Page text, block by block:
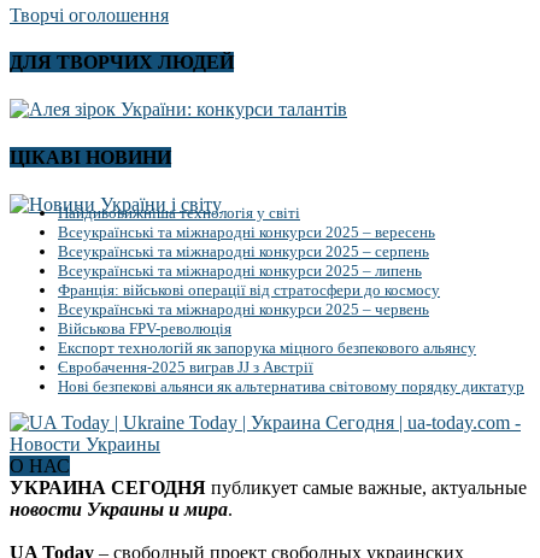
Творчі оголошення
ДЛЯ ТВОРЧИХ ЛЮДЕЙ
ЦІКАВІ НОВИНИ
Найдивовижніша технологія у світі
Всеукраїнські та міжнародні конкурси 2025 – вересень
Всеукраїнські та міжнародні конкурси 2025 – серпень
Всеукраїнські та міжнародні конкурси 2025 – липень
Франція: військові операції від стратосфери до космосу
Всеукраїнські та міжнародні конкурси 2025 – червень
Військова FPV-революція
Експорт технологій як запорука міцного безпекового альянсу
Євробачення-2025 виграв JJ з Австрії
Нові безпекові альянси як альтернатива світовому порядку диктатур
О НАС
УКРАИНА СЕГОДНЯ публикует самые важные, актуальные
новости Украины и мира.
UA Today – свободный проект свободных украинских